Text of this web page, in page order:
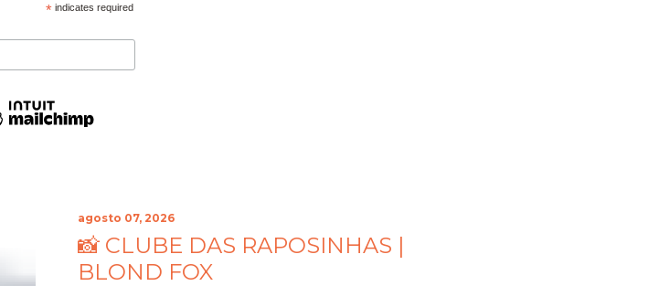
*indicates required
agosto 07, 2026
📸 CLUBE DAS RAPOSINHAS |
BLOND FOX